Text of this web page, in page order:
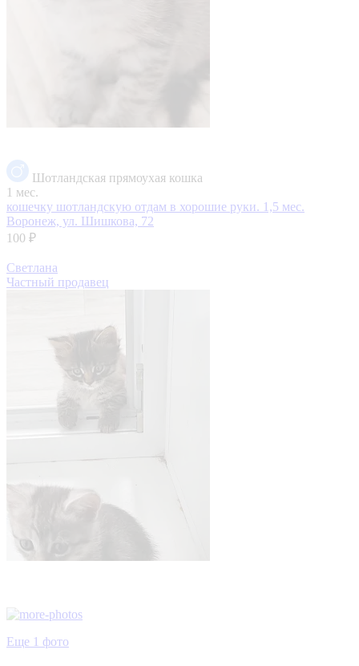
Шотландская прямоухая кошка
1 мес.
кошечку шотландскую отдам в хорошие руки. 1,5 мес.
Воронеж, ул. Шишкова, 72
100 ₽
Светлана
Частный продавец
Еще 1 фото